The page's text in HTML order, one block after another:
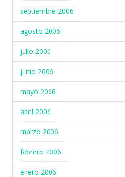
septiembre 2006
agosto 2006
julio 2006
junio 2006
mayo 2006
abril 2006
marzo 2006
febrero 2006
enero 2006